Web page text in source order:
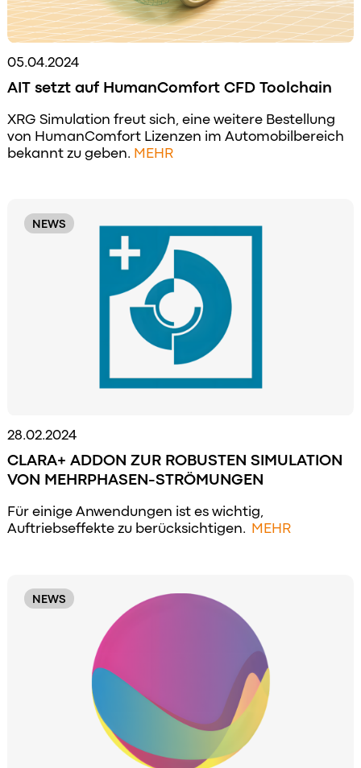
05.04.2024
AIT setzt auf HumanComfort CFD Toolchain
XRG Simulation freut sich, eine weitere Bestellung
von HumanComfort Lizenzen im Automobilbereich
bekannt zu geben. MEHR
NEWS
28.02.2024
CLARA+ ADDON ZUR ROBUSTEN SIMULATION
VON MEHRPHASEN-STRÖMUNGEN
Für einige Anwendungen ist es wichtig,
Auftriebseffekte zu berücksichtigen.
MEHR
NEWS